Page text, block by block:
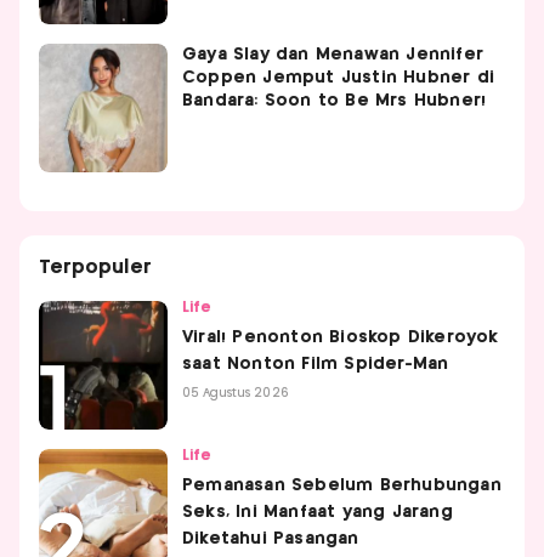
Gaya Slay dan Menawan Jennifer
Coppen Jemput Justin Hubner di
Bandara: Soon to Be Mrs Hubner!
Terpopuler
Life
Viral! Penonton Bioskop Dikeroyok
saat Nonton Film Spider-Man
05 Agustus 2026
Life
Pemanasan Sebelum Berhubungan
Seks, Ini Manfaat yang Jarang
Diketahui Pasangan